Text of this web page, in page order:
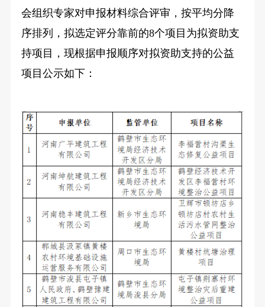
会组织专家对申报材料综合评审，按平均分降
序排列，拟选定评分靠前的8个项目为拟资助支
持项目，现根据申报顺序对拟资助支持的公益
项目公示如下：